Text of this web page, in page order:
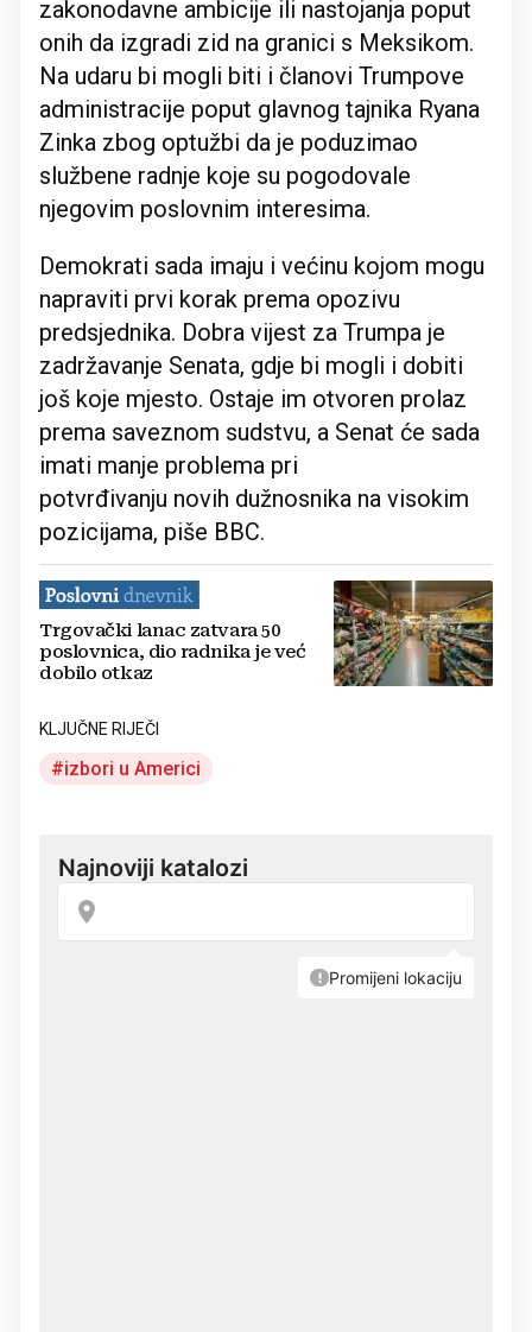
zakonodavne ambicije ili nastojanja poput
onih da izgradi zid na granici s Meksikom.
Na udaru bi mogli biti i članovi Trumpove
administracije poput glavnog tajnika Ryana
Zinka zbog optužbi da je poduzimao
službene radnje koje su pogodovale
njegovim poslovnim interesima.
Demokrati sada imaju i većinu kojom mogu
napraviti prvi korak prema opozivu
predsjednika. Dobra vijest za Trumpa je
zadržavanje Senata, gdje bi mogli i dobiti
još koje mjesto. Ostaje im otvoren prolaz
prema saveznom sudstvu, a Senat će sada
imati manje problema pri
potvrđivanju novih dužnosnika na visokim
pozicijama, piše BBC.
Trgovački lanac zatvara 50
poslovnica, dio radnika je već
dobilo otkaz
KLJUČNE RIJEČI
izbori u Americi